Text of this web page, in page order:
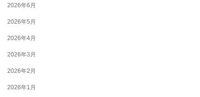
2026年6月
2026年5月
2026年4月
2026年3月
2026年2月
2026年1月